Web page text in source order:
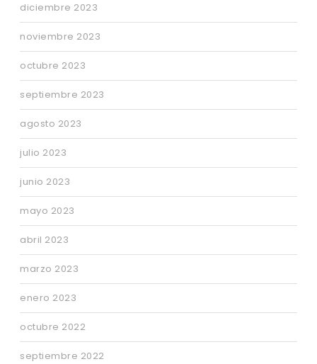
diciembre 2023
noviembre 2023
octubre 2023
septiembre 2023
agosto 2023
julio 2023
junio 2023
mayo 2023
abril 2023
marzo 2023
enero 2023
octubre 2022
septiembre 2022